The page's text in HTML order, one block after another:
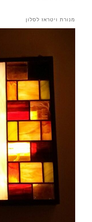
מנורת ויטראז לסלון